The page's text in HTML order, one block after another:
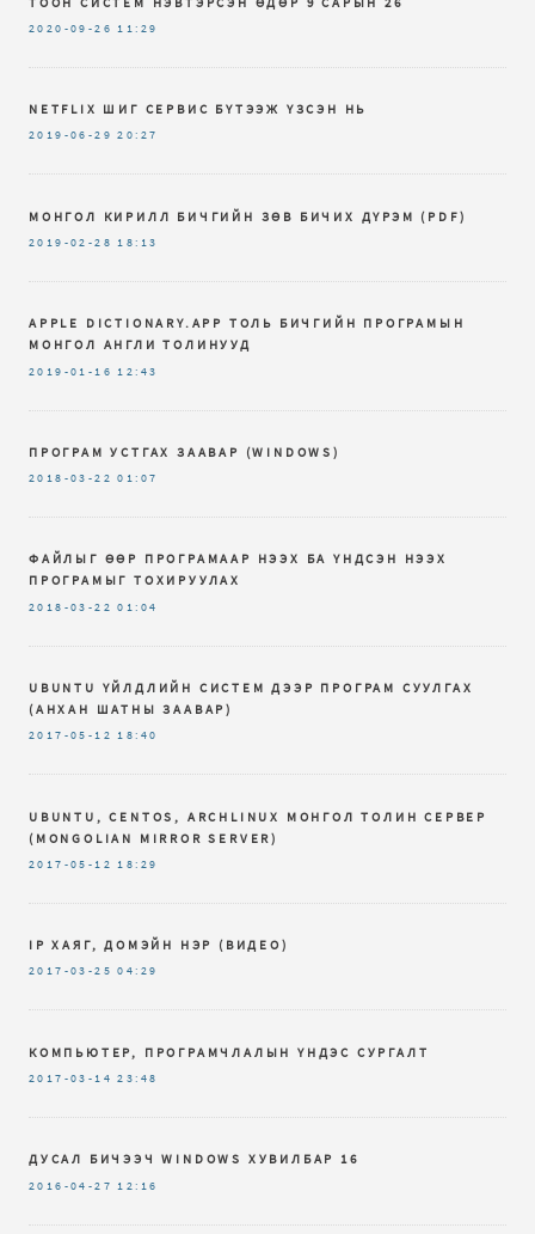
2020-09-26 11:29
NETFLIX ШИГ СЕРВИС БҮТЭЭЖ ҮЗСЭН НЬ
2019-06-29 20:27
МОНГОЛ КИРИЛЛ БИЧГИЙН ЗѲВ БИЧИХ ДҮРЭМ (PDF)
2019-02-28 18:13
APPLE DICTIONARY.APP ТОЛЬ БИЧГИЙН ПРОГРАМЫН
МОНГОЛ АНГЛИ ТОЛИНУУД
2019-01-16 12:43
ПРОГРАМ УСТГАХ ЗААВАР (WINDOWS)
2018-03-22 01:07
ФАЙЛЫГ ӨӨР ПРОГРАМААР НЭЭХ БА ҮНДСЭН НЭЭХ
ПРОГРАМЫГ ТОХИРУУЛАХ
2018-03-22 01:04
UBUNTU ҮЙЛДЛИЙН СИСТЕМ ДЭЭР ПРОГРАМ СУУЛГАХ
(АНХАН ШАТНЫ ЗААВАР)
2017-05-12 18:40
UBUNTU, CENTOS, ARCHLINUX МОНГОЛ ТОЛИН СЕРВЕР
(MONGOLIAN MIRROR SERVER)
2017-05-12 18:29
IP ХАЯГ, ДОМЭЙН НЭР (ВИДЕО)
2017-03-25 04:29
КОМПЬЮТЕР, ПРОГРАМЧЛАЛЫН ҮНДЭС СУРГАЛТ
2017-03-14 23:48
ДУСАЛ БИЧЭЭЧ WINDOWS ХУВИЛБАР 16
2016-04-27 12:16